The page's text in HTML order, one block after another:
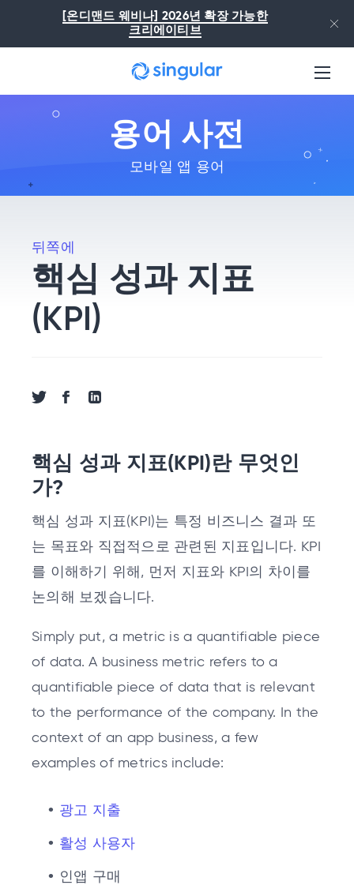
본문으로 건너뛰기[온디맨드 웨비나] 2026년 확장 가능한
크리에이티브
용어 사전
모바일 앱 용어
뒤쪽에
핵심 성과 지표
(KPI)
핵심 성과 지표(KPI)란 무엇인
가?
핵심 성과 지표(KPI)는 특정 비즈니스 결과 또
는 목표와 직접적으로 관련된 지표입니다. KPI
를 이해하기 위해, 먼저 지표와 KPI의 차이를
논의해 보겠습니다.
Simply put, a metric is a quantifiable piece
of data. A business metric refers to a
quantifiable piece of data that is relevant
to the performance of the company. In the
context of an app business, a few
examples of metrics include:
광고 지출
활성 사용자
인앱 구매